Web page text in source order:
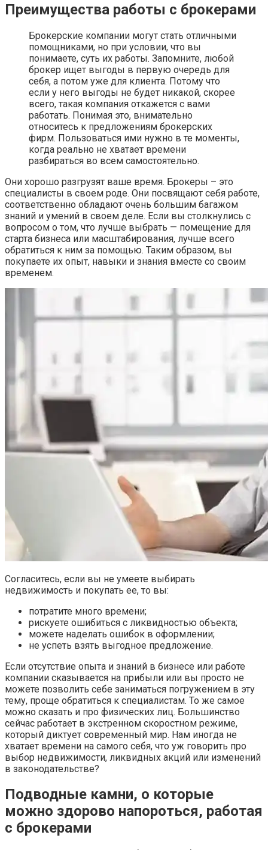
Преимущества работы с брокерами
Брокерские компании могут стать отличными
помощниками, но при условии, что вы
понимаете, суть их работы. Запомните, любой
брокер ищет выгоды в первую очередь для
себя, а потом уже для клиента. Потому что
если у него выгоды не будет никакой, скорее
всего, такая компания откажется с вами
работать. Понимая это, внимательно
относитесь к предложениям брокерских
фирм. Пользоваться ими нужно в те моменты,
когда реально не хватает времени
разбираться во всем самостоятельно.
Они хорошо разгрузят ваше время. Брокеры – это
специалисты в своем роде. Они посвящают себя работе,
соответственно обладают очень большим багажом
знаний и умений в своем деле. Если вы столкнулись с
вопросом о том, что лучше выбрать — помещение для
старта бизнеса или масштабирования, лучше всего
обратиться к ним за помощью. Таким образом, вы
покупаете их опыт, навыки и знания вместе со своим
временем.
Согласитесь, если вы не умеете выбирать
недвижимость и покупать ее, то вы:
потратите много времени;
рискуете ошибиться с ликвидностью объекта;
можете наделать ошибок в оформлении;
не успеть взять выгодное предложение.
Если отсутствие опыта и знаний в бизнесе или работе
компании сказывается на прибыли или вы просто не
можете позволить себе заниматься погружением в эту
тему, проще обратиться к специалистам. То же самое
можно сказать и про физических лиц. Большинство
сейчас работает в экстренном скоростном режиме,
который диктует современный мир. Нам иногда не
хватает времени на самого себя, что уж говорить про
выбор недвижимости, ликвидных акций или изменений
в законодательстве?
Подводные камни, о которые
можно здорово напороться, работая
с брокерами